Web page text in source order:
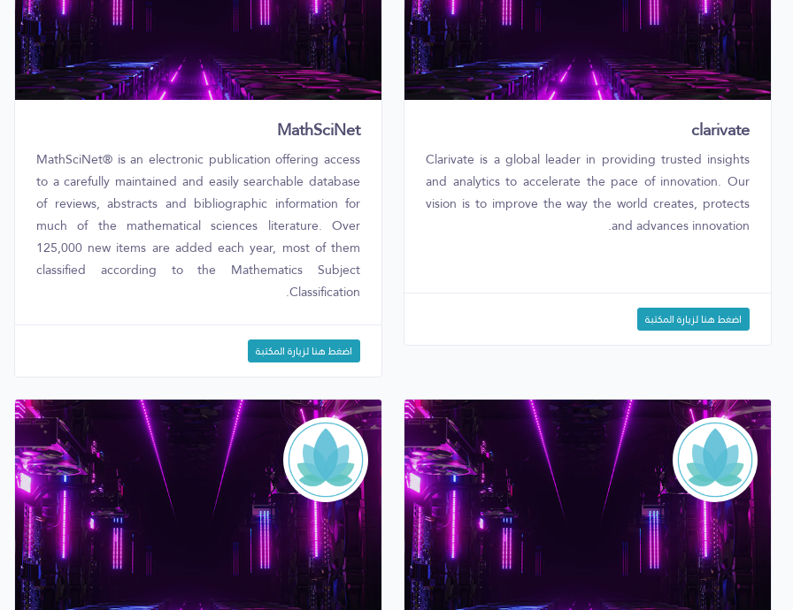
clarivate
Clarivate is a global leader in providing trusted insights
and analytics to accelerate the pace of innovation. Our
vision is to improve the way the world creates, protects
and advances innovation.
اضغط هنا لزيارة المكتبة
MathSciNet
MathSciNet® is an electronic publication offering access
to a carefully maintained and easily searchable database
of reviews, abstracts and bibliographic information for
much of the mathematical sciences literature. Over
125,000 new items are added each year, most of them
classified according to the Mathematics Subject
Classification.
اضغط هنا لزيارة المكتبة